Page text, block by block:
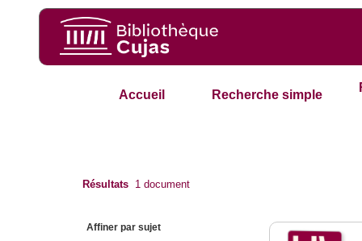
Accueil Recherche simple
Résultats 1 document
Affiner par sujet